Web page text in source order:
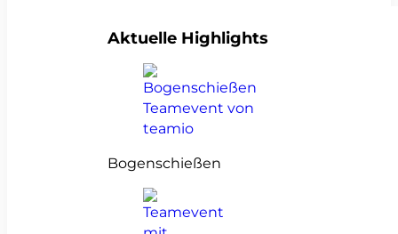
Aktuelle Highlights
Bogenschießen